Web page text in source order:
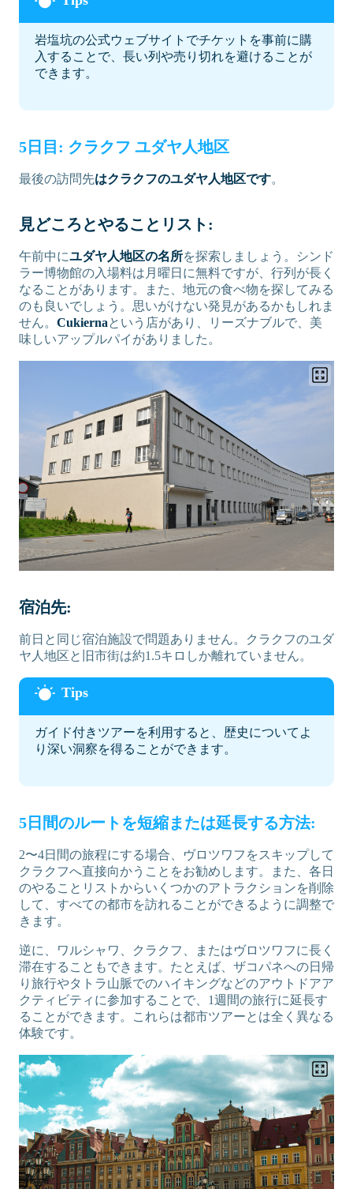
岩塩坑の公式ウェブサイトでチケットを事前に購
入することで、長い列や売り切れを避けることが
できます。
5日目: クラクフ ユダヤ人地区
最後の訪問先はクラクフのユダヤ人地区です。
見どころとやることリスト:
午前中にユダヤ人地区の名所を探索しましょう。シンド
ラー博物館の入場料は月曜日に無料ですが、行列が長く
なることがあります。また、地元の食べ物を探してみる
のも良いでしょう。思いがけない発見があるかもしれま
せん。 Cukiernaという店があり、リーズナブルで、美
味しいアップルパイがありました。
宿泊先:
前日と同じ宿泊施設で問題ありません。クラクフのユダ
ヤ人地区と旧市街は約1.5キロしか離れていません。
ガイド付きツアーを利用すると、歴史についてよ
り深い洞察を得ることができます。
5日間のルートを短縮または延長する方法:
2〜4日間の旅程にする場合、ヴロツワフをスキップして
クラクフへ直接向かうことをお勧めします。また、各日
のやることリストからいくつかのアトラクションを削除
して、すべての都市を訪れることができるように調整で
きます。
逆に、ワルシャワ、クラクフ、またはヴロツワフに長く
滞在することもできます。たとえば、ザコパネへの日帰
り旅行やタトラ山脈でのハイキングなどのアウトドアア
クティビティに参加することで、1週間の旅行に延長す
ることができます。これらは都市ツアーとは全く異なる
体験です。